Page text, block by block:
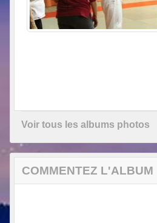
Voir tous les albums photos
COMMENTEZ L'ALBUM